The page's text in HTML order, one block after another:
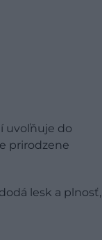
uvoľňuje do
prirodzene
lesk a plnosť,